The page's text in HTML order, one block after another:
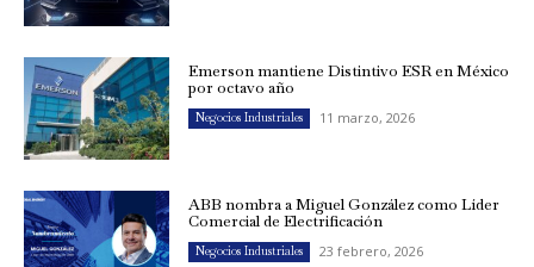
Emerson mantiene Distintivo ESR en México
por octavo año
Negocios Industriales 11 marzo, 2026
ABB nombra a Miguel González como Líder
Comercial de Electrificación
Negocios Industriales 23 febrero, 2026